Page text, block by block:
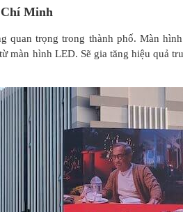
Chí Minh
quan trọng trong thành phố. Màn
màn hình LED. Sẽ gia tăng hiệu quả